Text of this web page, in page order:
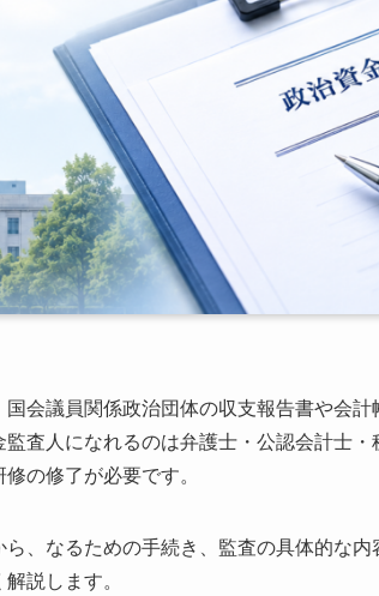
会議員関係政治団体の収支報告書や会
査人になれるのは弁護士・公認会計士
の修了が必要です。
、なるための手続き、監査の具体的な
説します。